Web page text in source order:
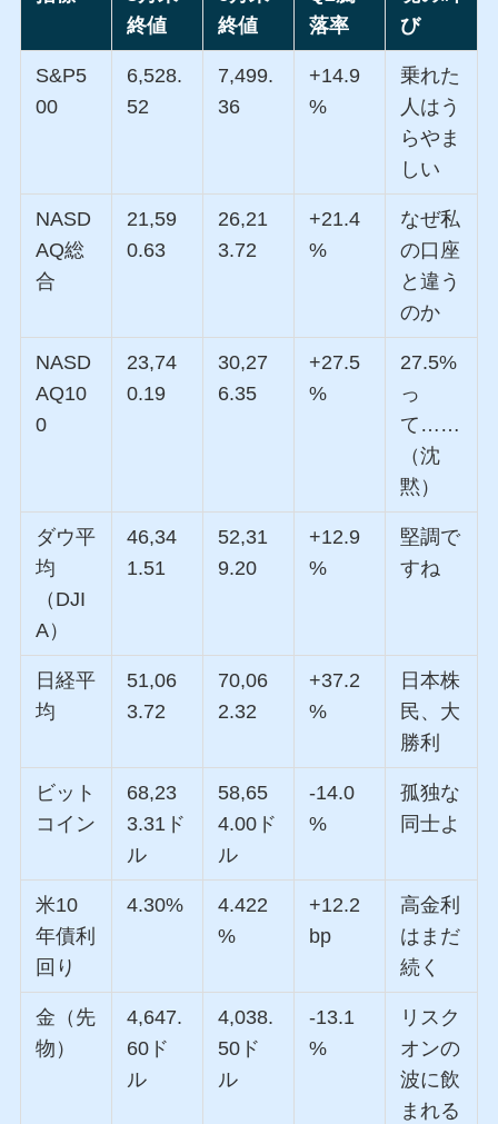
終値
終値
落率
び
S&P5
00
6,528.
52
7,499.
36
+14.9
%
乗れた
人はう
らやま
しい
NASD
AQ総
合
21,59
0.63
26,21
3.72
+21.4
%
なぜ私
の口座
と違う
のか
NASD
AQ10
0
23,74
0.19
30,27
6.35
+27.5
%
27.5%
っ
て……
（沈
黙）
ダウ平
均
（DJI
A）
46,34
1.51
52,31
9.20
+12.9
%
堅調で
すね
日経平
均
51,06
3.72
70,06
2.32
+37.2
%
日本株
民、大
勝利
ビット
コイン
68,23
3.31ド
ル
58,65
4.00ド
ル
-14.0
%
孤独な
同士よ
米10
年債利
回り
4.30%
4.422
%
+12.2
bp
高金利
はまだ
続く
金（先
物）
4,647.
60ド
ル
4,038.
50ド
ル
-13.1
%
リスク
オンの
波に飲
まれる